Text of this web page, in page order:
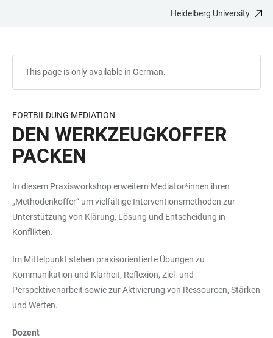
Heidelberg University
This page is only available in German.
FORTBILDUNG MEDIATION
DEN WERKZEUGKOFFER
PACKEN
In diesem Praxisworkshop erweitern Mediator*innen ihren
„Methodenkoffer“ um vielfältige Interventionsmethoden zur
Unterstützung von Klärung, Lösung und Entscheidung in
Konflikten.
Im Mittelpunkt stehen praxisorientierte Übungen zu
Kommunikation und Klarheit, Reflexion, Ziel- und
Perspektivenarbeit sowie zur Aktivierung von Ressourcen, Stärken
und Werten.
Dozent